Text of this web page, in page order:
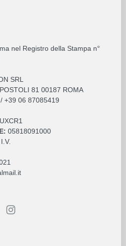
nel Registro della Stampa n°
SRL
81 00187 ROMA
+39 06 87085419
05818091000